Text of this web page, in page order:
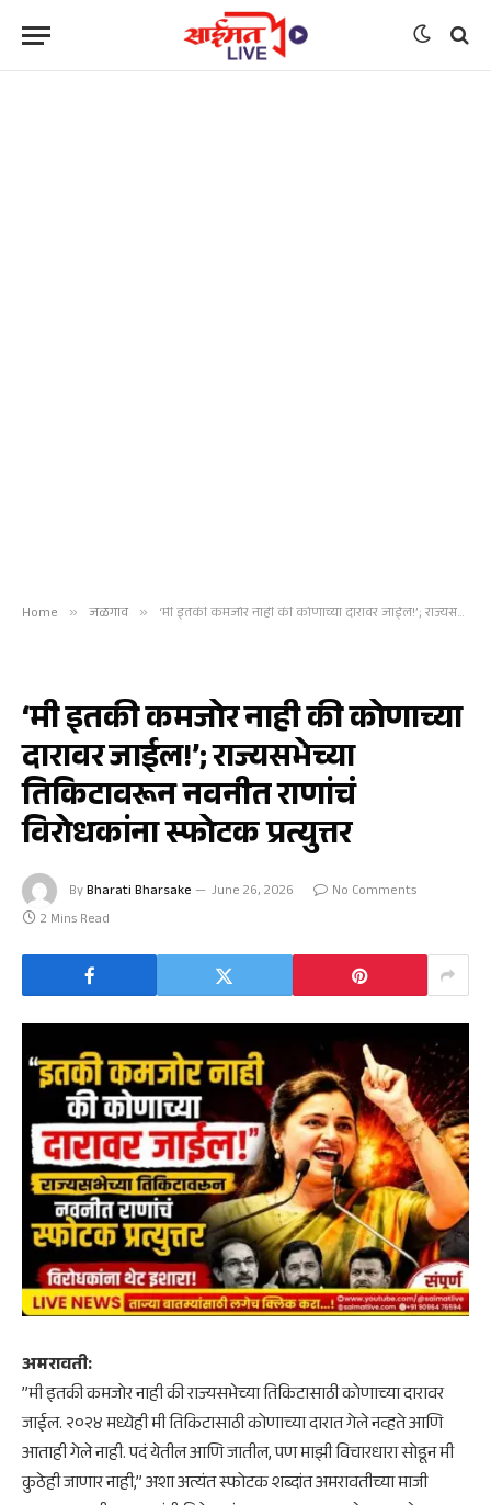
Home » जळगाव » ‘मी इतकी कमजोर नाही की कोणाच्या दारावर जाईल!’; राज्यसभेच्या तिकिटावरून नवनीत राणांचं विरोधकांना स्फोटक प्रत्युत्तर
‘मी इतकी कमजोर नाही की कोणाच्या
दारावर जाईल!’; राज्यसभेच्या
तिकिटावरून नवनीत राणांचं
विरोधकांना स्फोटक प्रत्युत्तर
ByBharati Bharsake June 26, 2026
No Comments
2 Mins Read
अमरावती:
​”मी इतकी कमजोर नाही की राज्यसभेच्या तिकिटासाठी कोणाच्या दारावर
जाईल. २०२४ मध्येही मी तिकिटासाठी कोणाच्या दारात गेले नव्हते आणि
आताही गेले नाही. पदं येतील आणि जातील, पण माझी विचारधारा सोडून मी
कुठेही जाणार नाही,” अशा अत्यंत स्फोटक शब्दांत अमरावतीच्या माजी